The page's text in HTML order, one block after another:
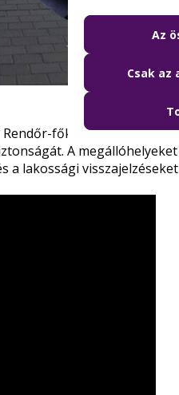
főkapitányság
A
a lakossági
Az
Csak az